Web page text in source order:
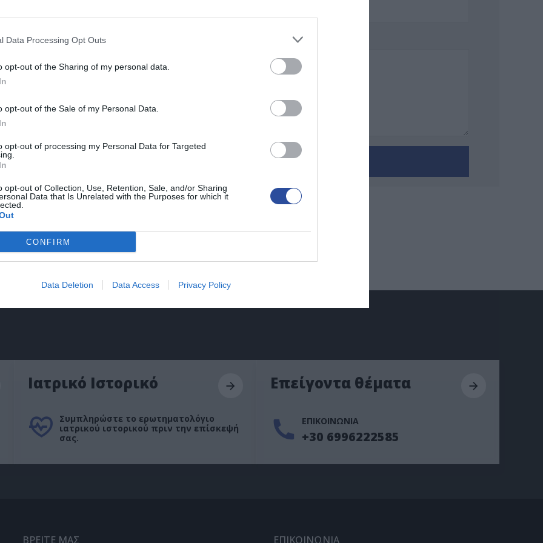
Data Processing Opt Outs
opt-out of the Sharing of my personal data.
opt-out of the Sale of my Personal Data.
opt-out of processing my Personal Data for Targeted
opt-out of Collection, Use, Retention, Sale, and/or Sharing
Data that Is Unrelated with the Purposes for which it
CONFIRM
Data Deletion Data Access Privacy Policy
Ιατρικό Ιστορικό
Συμπληρώστε το ερωτηματολόγιο
ιατρικού ιστορικού πριν την επίσκεψή
σας.
Επείγοντα θέματα
ΕΠΙΚΟΙΝΩΝΙΑ
+30 6996222585
ΒΡΕΙΤΕ ΜΑΣ ΕΠΙΚΟΙΝΩΝΙΑ